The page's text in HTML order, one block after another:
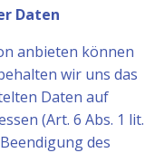
Daten
anbieten können
wir uns das
Daten auf
(Art. 6 Abs. 1 lit.
des